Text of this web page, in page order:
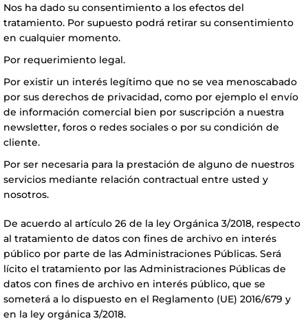
Nos ha dado su consentimiento a los efectos del
tratamiento. Por supuesto podrá retirar su consentimiento
en cualquier momento.
Por requerimiento legal.
Por existir un interés legítimo que no se vea menoscabado
por sus derechos de privacidad, como por ejemplo el envío
de información comercial bien por suscripción a nuestra
newsletter, foros o redes sociales o por su condición de
cliente.
Por ser necesaria para la prestación de alguno de nuestros
servicios mediante relación contractual entre usted y
nosotros.
De acuerdo al artículo 26 de la ley Orgánica 3/2018, respecto
al tratamiento de datos con fines de archivo en interés
público por parte de las Administraciones Públicas. Será
lícito el tratamiento por las Administraciones Públicas de
datos con fines de archivo en interés público, que se
someterá a lo dispuesto en el Reglamento (UE) 2016/679 y
en la ley orgánica 3/2018.